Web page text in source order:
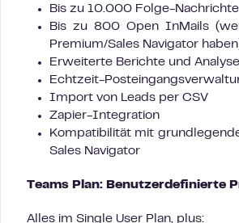
Bis zu 10.000 Folge-
Bis zu 800 Open InMails
Premium/Sales Navigator
Erweiterte Berichte und
Echtzeit-
Import von Leads per CSV
Zapier-Integration
Kompatibilität mit
Sales Navigator
Teams Plan: Benutzerdefinierte
Alles im Single User Plan, plus: